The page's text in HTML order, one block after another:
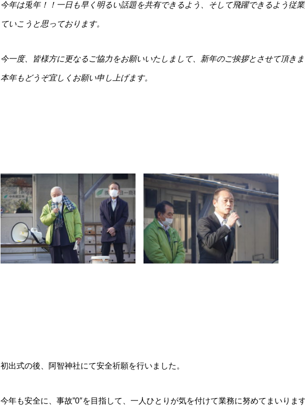
今年は兎年！！一日も早く明るい話題を共有できるよう、そして飛躍できるよう従
ていこうと思っております。
今一度、皆様方に更なるご協力をお願いいたしまして、新年のご挨拶とさせて頂き
本年もどうぞ宜しくお願い申し上げます。
初出式の後、阿智神社にて安全祈願を行いました。
今年も安全に、事故”0″を目指して、一人ひとりが気を付けて業務に努めてまいりま